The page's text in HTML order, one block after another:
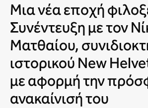
Μια νέα εποχή
Συνέντευξη με τον
Ματθαίου,
ιστορικού New
με αφορμή την
ανακαίνισή του